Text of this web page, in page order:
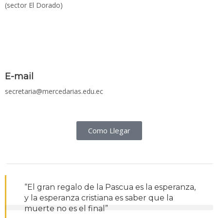
(sector El Dorado)
E-mail
secretaria@mercedarias.edu.ec
Como Llegar
“El gran regalo de la Pascua es la esperanza,
y la esperanza cristiana es saber que la
muerte no es el final”